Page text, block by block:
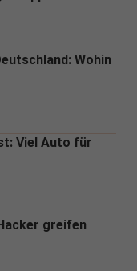
Wohin
Viel Auto für
greifen